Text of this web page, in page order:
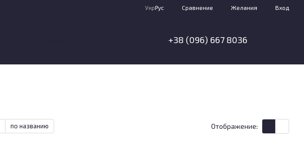
УкрРус Сравнение Желания Вход
+38 (096) 667 8036
по названию Отображение: